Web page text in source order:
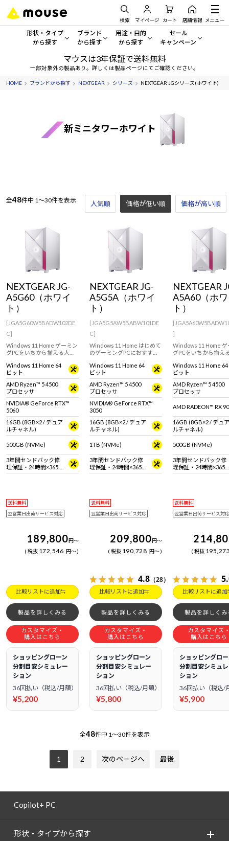
検索 マイページ カート 店舗情報 メニュー
形状・タイプ
から探す
形状・タイプから探す をすべてみる
デスクトップPC
タブレット
Windows 11
ブランド
から探す
mouse
G TUNE
DAIV
Windows 11 Copilot+ PC
用途・目的
から探す
一般向けパソコン
ゲーミングPC・ゲーム向けパソコン
ビジネス向けパソコン
AIおすすめパソコン
Windows 11
セール
キャンペーン
セール・キャンペー
期間限定セール
アウトレットパソコン
すべて新品の旧モデル製品
マウスは3年保証で送料無料
一部対象外の製品あり。詳しくは製品ページにてご確認ください。
HOME ブランドから探す NEXTGEAR シリーズ NEXTGEAR JGシリーズ(ホワイト)
新ミニタワーホワイト
全48件中 1～30件を表示 人気順 価格が低い順 価格が高い順
NEXTGEAR JG-
A5G60（ホワイ
ト）
[JGA5G60W5BADW102DE
C]
Windows 11 Home ゲーミン
グPCをいちから揃える人に
ミニタワー型デスクトップ
PC。※モニタ・マウス・キ
ーボードは別売りです。
Windows 11 Home 64
ビット
AMD Ryzen™ 5 4500
プロセッサ
NVIDIA® GeForce RTX™
5060
16GB (8GB×2 / デュア
ルチャネル)
500GB (NVMe)
3年間センドバック修
理保証・24時間×365
日電話サポート
送料無料
翌営業日出荷サービス対応
189,800円～
税抜 172,546 円～
比較リストに追加
製品を詳しくみる
カスタマイズ・
購入はこちら
ショッピングローン
分割目安シミュレー
ション
36回払い（税込/月額）
¥5,200
NEXTGEAR JG-
A5G5A（ホワイ
ト）
[JGA5G5AW5BABW101DE
C]
Windows 11 Home はじめて
のゲーミングPCにおすす
ニタワーケース。RTX 3050
搭載モデル。※モニタ・マ
ウス・キーボードは別売り
です。
Windows 11 Home 64
ビット
AMD Ryzen™ 5 4500
プロセッサ
NVIDIA® GeForce RTX™
3050
16GB (8GB×2 / デュア
ルチャネル)
1TB (NVMe)
3年間センドバック修
理保証・24時間×365
日電話サポート
送料無料
翌営業日出荷サービス対応
209,800円～
税抜 190,728 円～
4.8 （28）
比較リストに追加
製品を詳しくみる
カスタマイズ・
購入はこちら
ショッピングローン
分割目安シミュレー
ション
36回払い（税込/月額）
¥5,800
NEXTGEAR
A5A60（ホ
ト）
]
Windows 11 Home ゲ
グPCをいちから揃え
搭載！設置場所に困
ミニタワー型デスク
PC。※モニタ・マウ
ーボードは別売りで
Windows 11 Home 64
ビット
AMD Ryzen™ 5 4500
プロセッサ
AMD RADEON™ RX
16GB (8GB×2 / デュア
ルチャネル)
500GB (NVMe)
3年間センドバック修
理保証・24時間×365
日電話サポート
送料無料
翌営業日出荷サービス対応
税抜
比較リストに追加
製品を詳しくみ
カスタマイズ
購入はこちら
ショッピングロ
分割目安シミュ
ション
36回払い（税込/
¥5,900
全48件中 1～30件を表示
1 2 次のページへ 最後
Copilot+ PC
形状・タイプから探す